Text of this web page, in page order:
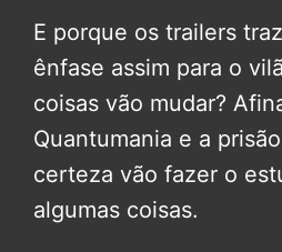
E porque os trailers
ênfase assim para o
coisas vão mudar?
Quantumania e a
certeza vão fazer o
algumas coisas.